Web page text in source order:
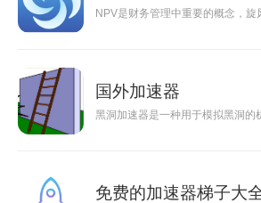
NPV是财务管理中重要的概念，
国外加速器
黑洞加速器是一种用于模拟黑洞
免费的加速器梯子大